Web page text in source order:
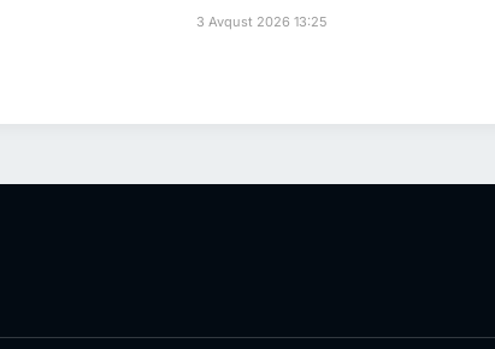
3 Avqust 2026 13:25